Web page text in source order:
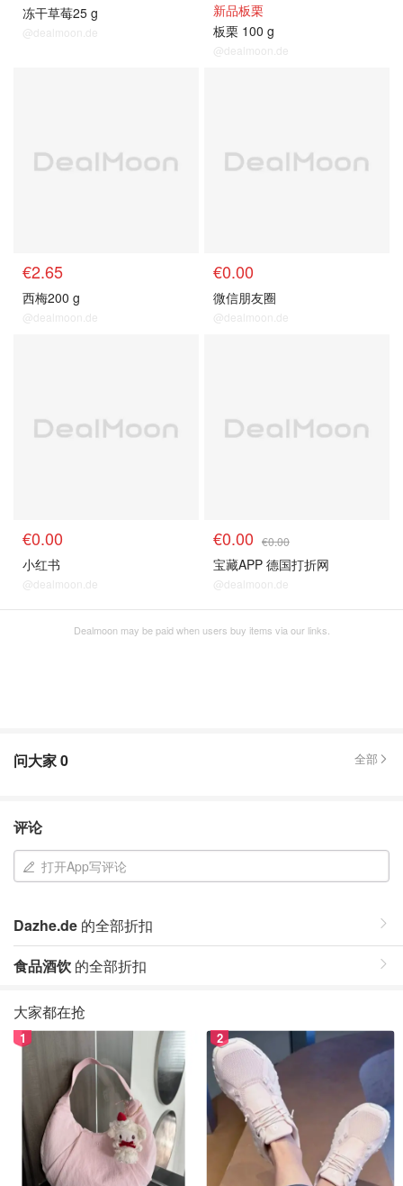
冻干草莓25 g
@dealmoon.de
新品板栗
板栗 100 g
@dealmoon.de
€2.65
西梅200 g
@dealmoon.de
€0.00
微信朋友圈
@dealmoon.de
€0.00
小红书
@dealmoon.de
€0.00 €0.00
宝藏APP 德国打折网
@dealmoon.de
Dealmoon may be paid when users buy items via our links.
问大家0 全部
评论
打开App写评论
Dazhe.de 的全部折扣
食品酒饮 的全部折扣
大家都在抢
1 2